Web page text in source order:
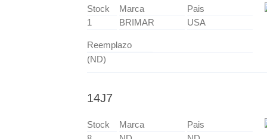
Stock Marca
Pais
1
BRIMAR USA
Reemplazo
(ND)
14J7
Stock Marca
Pais